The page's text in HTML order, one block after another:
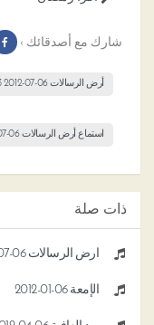
شارك مع أصدقائك ›
أرض الرسالات 06-07-2012 mp3
استماع أرض الرسالات 06-07-2012
ذات صلة
أرض الرسالات 06-07-2012
الإمعة 06-01-2012